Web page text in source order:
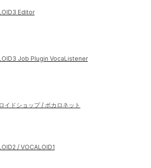
Editor
Job Plugin VocaListener
イドショップ / ボカロネット
/ VOCALOID1